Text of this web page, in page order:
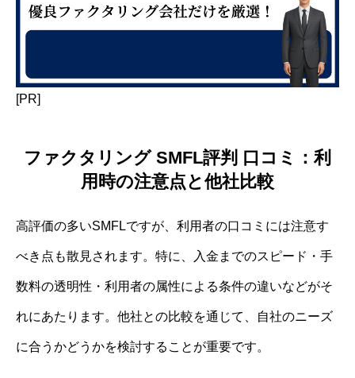
[PR]
ファクタリング SMFL評判 口コミ：利
用時の注意点と他社比較
高評価の多いSMFLですが、利用者の口コミには注意す
べき点も散見されます。特に、入金までのスピード・手
数料の透明性・利用者の属性による条件の違いなどがそ
れにあたります。他社との比較を通じて、自社のニーズ
に合うかどうかを検討することが重要です。